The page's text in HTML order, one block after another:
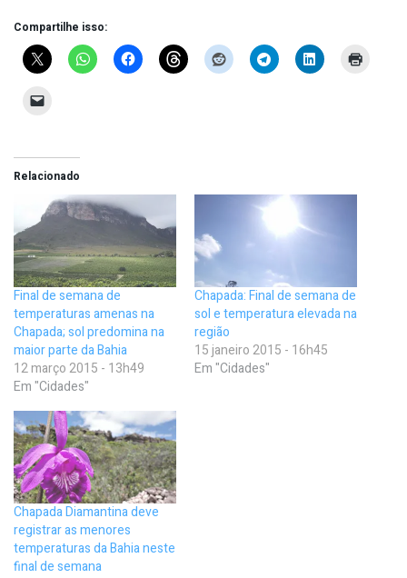
Compartilhe isso:
Relacionado
Final de semana de
temperaturas amenas na
Chapada; sol predomina na
maior parte da Bahia
12 março 2015 - 13h49
Em "Cidades"
Chapada: Final de semana de
sol e temperatura elevada na
região
15 janeiro 2015 - 16h45
Em "Cidades"
Chapada Diamantina deve
registrar as menores
temperaturas da Bahia neste
final de semana